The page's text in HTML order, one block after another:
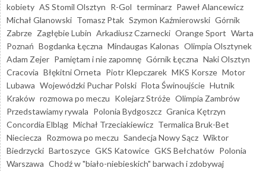
kobiety AS Stomil Olsztyn R-Gol terminarz Paweł Alancewicz
Michał Glanowski Tomasz Ptak Szymon Kaźmierowski Górnik
Zabrze Zagłębie Lubin Arkadiusz Czarnecki Orange Sport Warta
Poznań Bogdanka Łęczna Mindaugas Kalonas Olimpia Olsztynek
Adam Zejer Pamiętam i nie zapomnę Górnik Łęczna Naki Olsztyn
Cracovia Błękitni Orneta Piotr Klepczarek MKS Korsze Motor
Lubawa Wojewódzki Puchar Polski Flota Świnoujście Hutnik
Kraków rozmowa po meczu Kolejarz Stróże Olimpia Zambrów
Przedstawiamy rywala Polonia Bydgoszcz Granica Kętrzyn
Concordia Elbląg Michał Trzeciakiewicz Termalica Bruk-Bet
Nieciecza Rozmowa po meczu Sandecja Nowy Sącz Wiktor
Biedrzycki Bartoszyce GKS Katowice GKS Bełchatów Polonia
Warszawa Chodź w "biało-niebieskich" barwach i zdobywaj